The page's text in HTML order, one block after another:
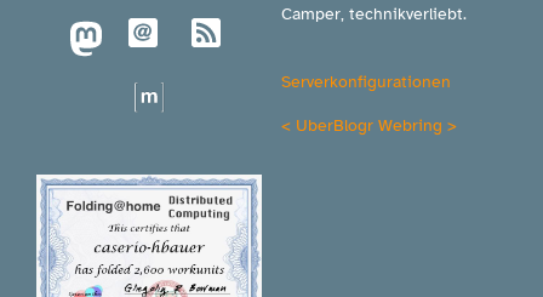
Camper, technikverliebt.
Serverkonfigurationen
< UberBlogr Webring >